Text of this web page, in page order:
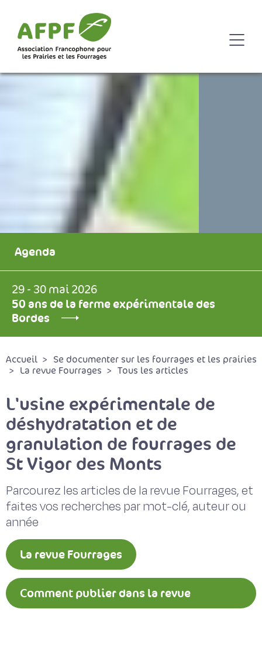
Agenda
29 - 30 mai 2026
50 ans de la ferme expérimentale des
Bordes
Accueil
Se documenter sur les fourrages et les prairies
La revue Fourrages
Tous les articles
L'usine expérimentale de
déshydratation et de
granulation de fourrages de
St Vigor des Monts
Parcourez les articles de la revue Fourrages, et
faites vos recherches par mot-clé, auteur ou
année
La revue Fourrages
Comment publier dans la revue